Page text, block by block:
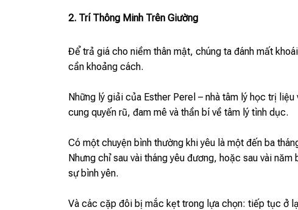
2. Trí Thông Minh Trên Giường
Để trả giá cho niềm thân mật, chúng ta đánh mất
cần khoảng cách.
Những lý giải của Esther Perel – nhà tâm lý học trị
cung quyến rũ, đam mê và thần bí về tâm lý tình dục.
Có một chuyện bình thường khi yêu là một đến ba
Nhưng chỉ sau vài tháng yêu đương, hoặc sau vài
sự bình yên.
Và các cặp đôi bị mắc kẹt trong lựa chọn: tiếp tục ở